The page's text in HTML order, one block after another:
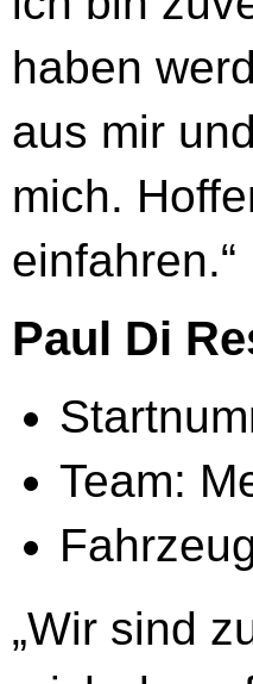
haben
aus mir
mich.
einfahren.“
Paul Di
Team:
„Wir sind